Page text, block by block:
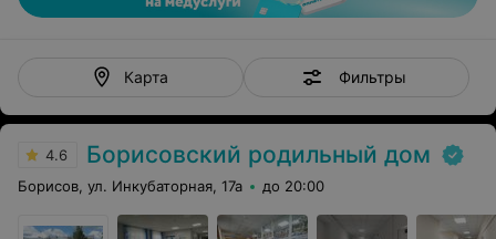
Карта Фильтры
4.6 Борисовский родильный дом
Борисов, ул. Инкубаторная, 17а до 20:00